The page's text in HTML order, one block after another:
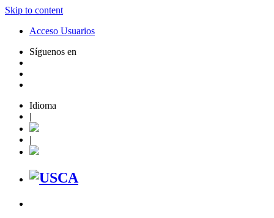
Skip to content
Acceso Usuarios
Síguenos en
Idioma
|
|